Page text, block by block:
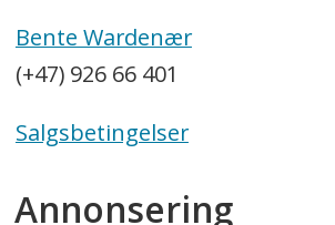
Bente Wardenær
(+47) 926 66 401
Salgsbetingelser
Annonsering